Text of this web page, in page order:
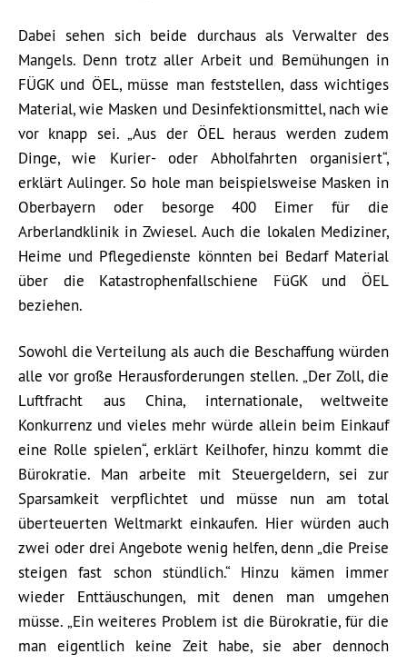
Dabei sehen sich beide durchaus als Verwalter des
Mangels. Denn trotz aller Arbeit und Bemühungen in
FÜGK und ÖEL, müsse man feststellen, dass wichtiges
Material, wie Masken und Desinfektionsmittel, nach wie
vor knapp sei. „Aus der ÖEL heraus werden zudem
Dinge, wie Kurier- oder Abholfahrten organisiert“,
erklärt Aulinger. So hole man beispielsweise Masken in
Oberbayern oder besorge 400 Eimer für die
Arberlandklinik in Zwiesel. Auch die lokalen Mediziner,
Heime und Pflegedienste könnten bei Bedarf Material
über die Katastrophenfallschiene FüGK und ÖEL
beziehen.
Sowohl die Verteilung als auch die Beschaffung würden
alle vor große Herausforderungen stellen. „Der Zoll, die
Luftfracht aus China, internationale, weltweite
Konkurrenz und vieles mehr würde allein beim Einkauf
eine Rolle spielen“, erklärt Keilhofer, hinzu kommt die
Bürokratie. Man arbeite mit Steuergeldern, sei zur
Sparsamkeit verpflichtet und müsse nun am total
überteuerten Weltmarkt einkaufen. Hier würden auch
zwei oder drei Angebote wenig helfen, denn „die Preise
steigen fast schon stündlich.“ Hinzu kämen immer
wieder Enttäuschungen, mit denen man umgehen
müsse. „Ein weiteres Problem ist die Bürokratie, für die
man eigentlich keine Zeit habe, sie aber dennoch